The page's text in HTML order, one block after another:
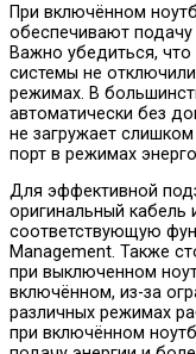
При включённом
обеспечивают подачу
Важно убедиться, что
системы не
режимах. В
автоматически без
не загружает
порт в режимах
Для эффективной
оригинальный кабель
соответствующую
Management. Также
при выключенном
включённом, из-за
различных режимах
при включённом